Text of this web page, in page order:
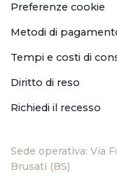
Preferenze cookie
Metodi di
Tempi e costi di
Diritto di reso
Richiedi il recesso
Sede operativa: Via
Brusati (BS)